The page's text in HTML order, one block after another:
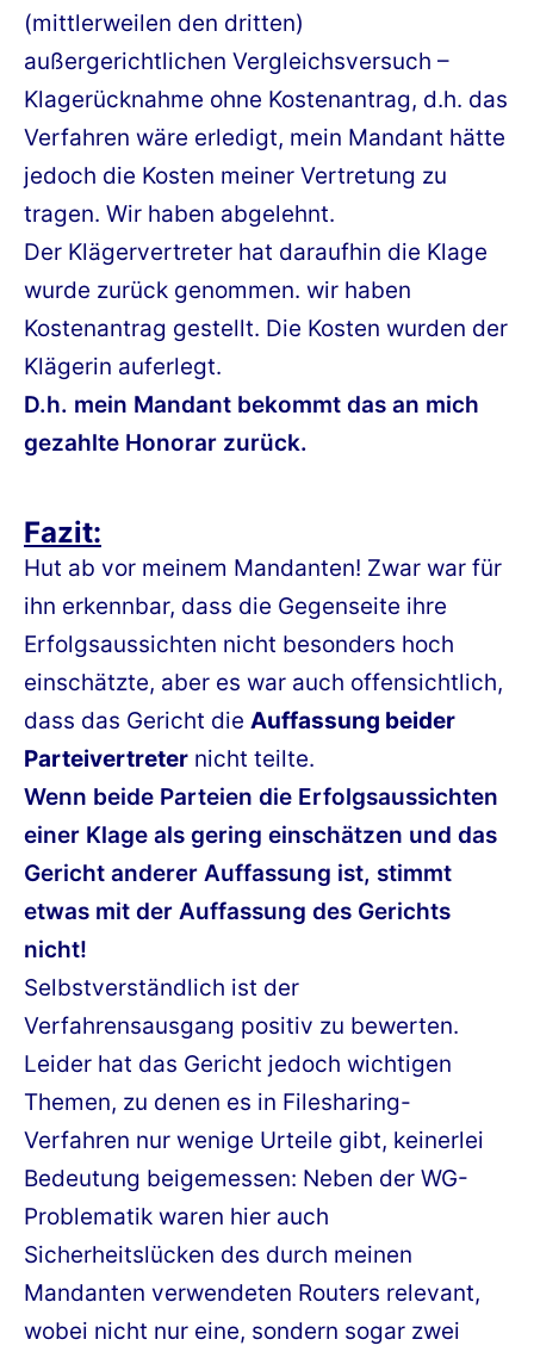
(mittlerweilen den dritten)
außergerichtlichen Vergleichsversuch –
Klagerücknahme ohne Kostenantrag, d.h. das
Verfahren wäre erledigt, mein Mandant hätte
jedoch die Kosten meiner Vertretung zu
tragen. Wir haben abgelehnt.
Der Klägervertreter hat daraufhin die Klage
wurde zurück genommen. wir haben
Kostenantrag gestellt. Die Kosten wurden der
Klägerin auferlegt.
D.h. mein Mandant bekommt das an mich
gezahlte Honorar zurück.
Fazit:
Hut ab vor meinem Mandanten! Zwar war für
ihn erkennbar, dass die Gegenseite ihre
Erfolgsaussichten nicht besonders hoch
einschätzte, aber es war auch offensichtlich,
dass das Gericht die Auffassung beider
Parteivertreter nicht teilte.
Wenn beide Parteien die Erfolgsaussichten
einer Klage als gering einschätzen und das
Gericht anderer Auffassung ist, stimmt
etwas mit der Auffassung des Gerichts
nicht!
Selbstverständlich ist der
Verfahrensausgang positiv zu bewerten.
Leider hat das Gericht jedoch wichtigen
Themen, zu denen es in Filesharing-
Verfahren nur wenige Urteile gibt, keinerlei
Bedeutung beigemessen: Neben der WG-
Problematik waren hier auch
Sicherheitslücken des durch meinen
Mandanten verwendeten Routers relevant,
wobei nicht nur eine, sondern sogar zwei